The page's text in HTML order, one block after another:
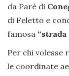
da Parè di
di Feletto e
famosa “strada
Per chi volesse
le coordinate